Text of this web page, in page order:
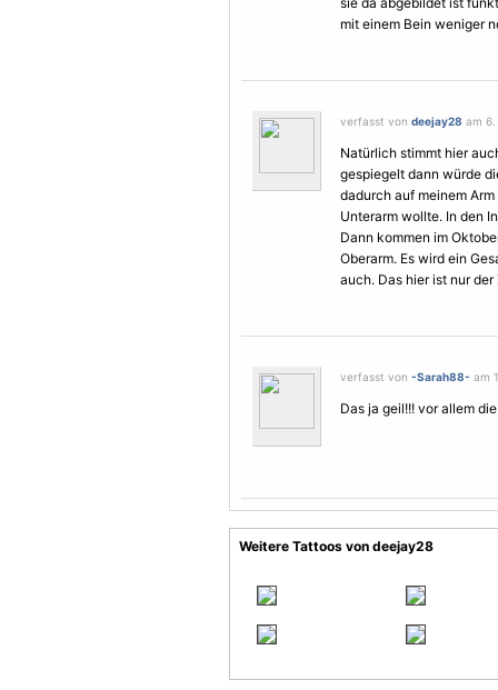
mit einem Bein weniger
verfasst von deejay28 am
Natürlich stimmt hier
gespiegelt dann würde
dadurch auf meinem
Unterarm wollte. In den
Dann kommen im
Oberarm. Es wird ein
auch. Das hier ist nur
verfasst von -Sarah88- am
Das ja geil!!! vor allem
Weitere Tattoos von deejay28